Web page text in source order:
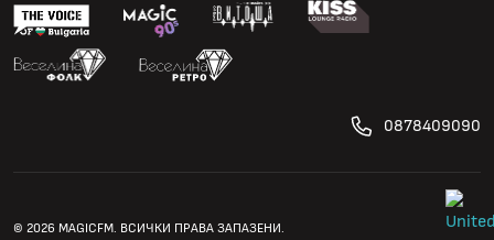
0878409090
© 2026 MAGICFM. ВСИЧКИ ПРАВА ЗАПАЗЕНИ.